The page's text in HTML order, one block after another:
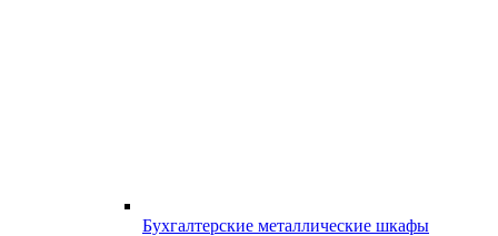
Бухгалтерские металлические шкафы